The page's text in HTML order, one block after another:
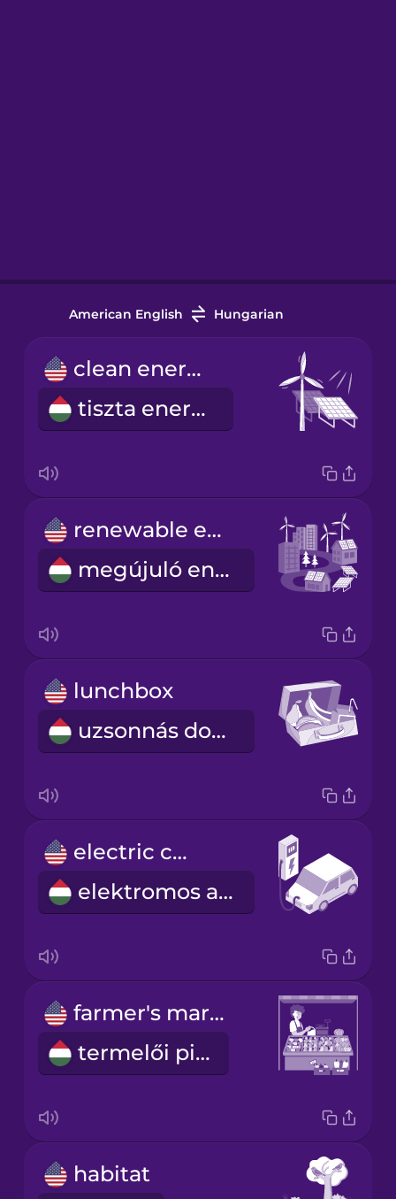
American English Hungarian
clean energy
tiszta energia
renewable energy
megújuló energia
lunchbox
uzsonnás doboz
electric car
elektromos autó
farmer's market
termelői piac
habitat